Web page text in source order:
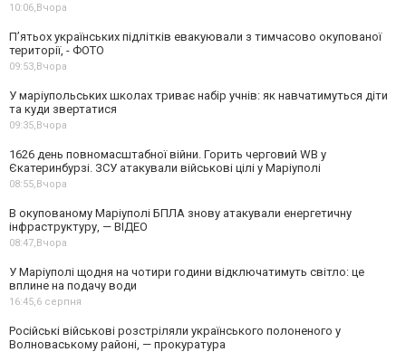
10:06,Вчора
П’ятьох українських підлітків евакуювали з тимчасово окупованої
території, - ФОТО
09:53,Вчора
У маріупольських школах триває набір учнів: як навчатимуться діти
та куди звертатися
09:35,Вчора
1626 день повномасштабної війни. Горить черговий WB у
Єкатеринбурзі. ЗСУ атакували військові цілі у Маріуполі
08:55,Вчора
В окупованому Маріуполі БПЛА знову атакували енергетичну
інфраструктуру, — ВІДЕО
08:47,Вчора
У Маріуполі щодня на чотири години відключатимуть світло: це
вплине на подачу води
16:45,6 серпня
Російські військові розстріляли українського полоненого у
Волноваському районі, — прокуратура